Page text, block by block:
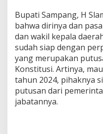
Bupati Sampang, H
bahwa dirinya dan
dan wakil kepala
sudah siap dengan
yang merupakan
Konstitusi. Artinya,
tahun 2024, pihaknya
putusan dari
jabatannya.